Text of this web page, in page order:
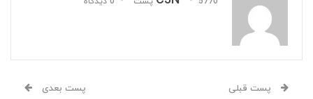
پست قبلی پست بعدی